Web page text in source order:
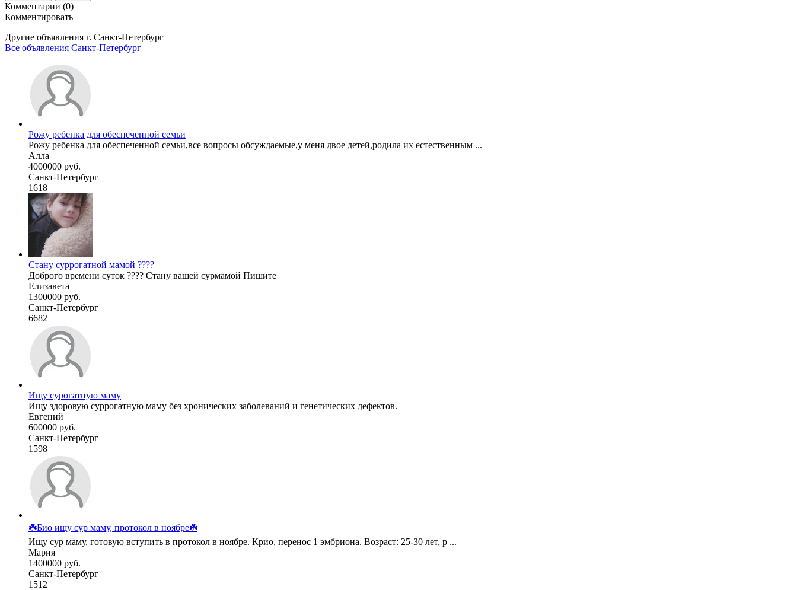
Комментарии (0)
Комментировать
Другие объявления г. Санкт-Петербург
Все объявления Санкт-Петербург
Рожу ребенка для обеспеченной семьи
Рожу ребенка для обеспеченной семьи,все вопросы обсуждаемые,у меня двое детей,родила их естественным ...
Алла
4000000 руб.
Санкт-Петербург
1618
Стану суррогатной мамой ????
Доброго времени суток ???? Стану вашей сурмамой Пишите
Елизавета
1300000 руб.
Санкт-Петербург
6682
Ищу сурогатную маму
Ищу здоровую суррогатную маму без хронических заболеваний и генетических дефектов.
Евгений
600000 руб.
Санкт-Петербург
1598
☘️Био ищу сур маму, протокол в ноябре☘️
Ищу сур маму, готовую вступить в протокол в ноябре. Крио, перенос 1 эмбриона. Возраст: 25-30 лет, р ...
Мария
1400000 руб.
Санкт-Петербург
1512